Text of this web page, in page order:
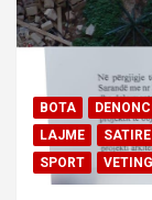
BOTA
LAJME
SPORT
VETING